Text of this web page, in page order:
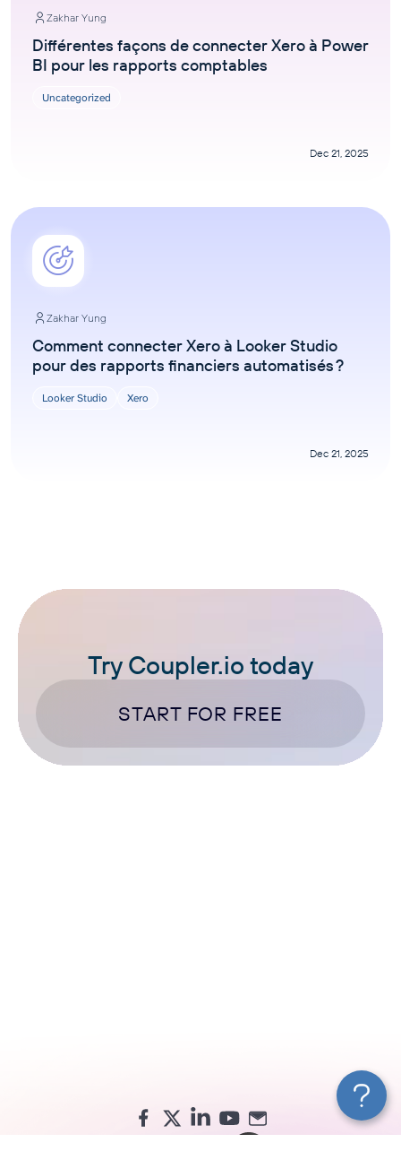
Zakhar Yung
Différentes façons de connecter Xero à Power
BI pour les rapports comptables
Uncategorized
Dec 21, 2025
Zakhar Yung
Comment connecter Xero à Looker Studio
pour des rapports financiers automatisés ?
Looker Studio Xero
Dec 21, 2025
Try Coupler.io today
START FOR FREE